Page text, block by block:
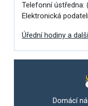
Telefonní ústředna:
Elektronická
Úřední hodiny a
Domácí